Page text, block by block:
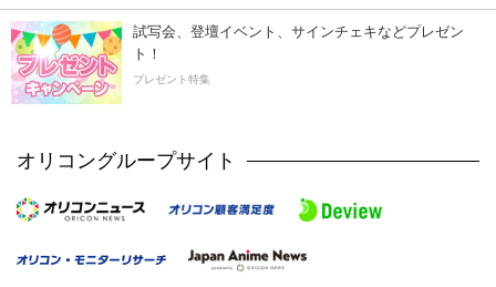
試写会、登壇イベント、サインチェキなどプレゼン
ト！
プレゼント特集
オリコングループサイト